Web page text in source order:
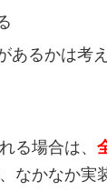
あるかは考
る場合は、
なかなか実